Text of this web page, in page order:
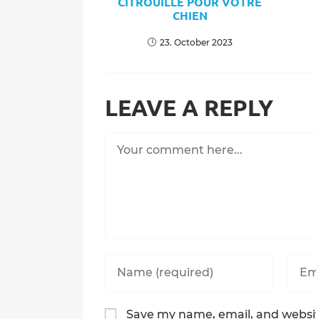
CHIEN
23. October 2023
LEAVE A REPLY
your
your
Save my name, email, and